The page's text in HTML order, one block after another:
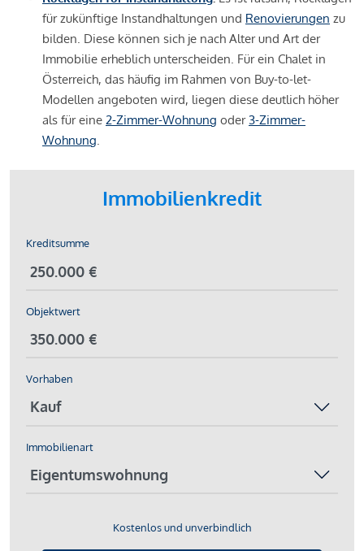
für zukünftige Instandhaltungen und Renovierungen zu
bilden. Diese können sich je nach Alter und Art der
Immobilie erheblich unterscheiden. Für ein Chalet in
Österreich, das häufig im Rahmen von Buy-to-let-
Modellen angeboten wird, liegen diese deutlich höher
als für eine 2-Zimmer-Wohnung oder 3-Zimmer-
Wohnung.
Immobilienkredit
Kreditsumme
Objektwert
Vorhaben
Immobilienart
Kostenlos und unverbindlich